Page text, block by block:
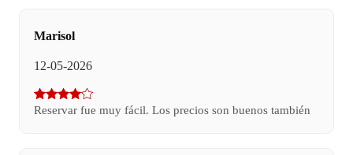
Marisol
12-05-2026
Reservar fue muy fácil. Los precios son buenos también